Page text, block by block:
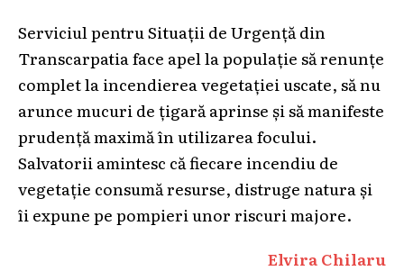
Serviciul pentru Situații de Urgență din
Transcarpatia face apel la populație să renunțe
complet la incendierea vegetației uscate, să nu
arunce mucuri de țigară aprinse și să manifeste
prudență maximă în utilizarea focului.
Salvatorii amintesc că fiecare incendiu de
vegetație consumă resurse, distruge natura și
îi expune pe pompieri unor riscuri majore.
Elvira Chilaru